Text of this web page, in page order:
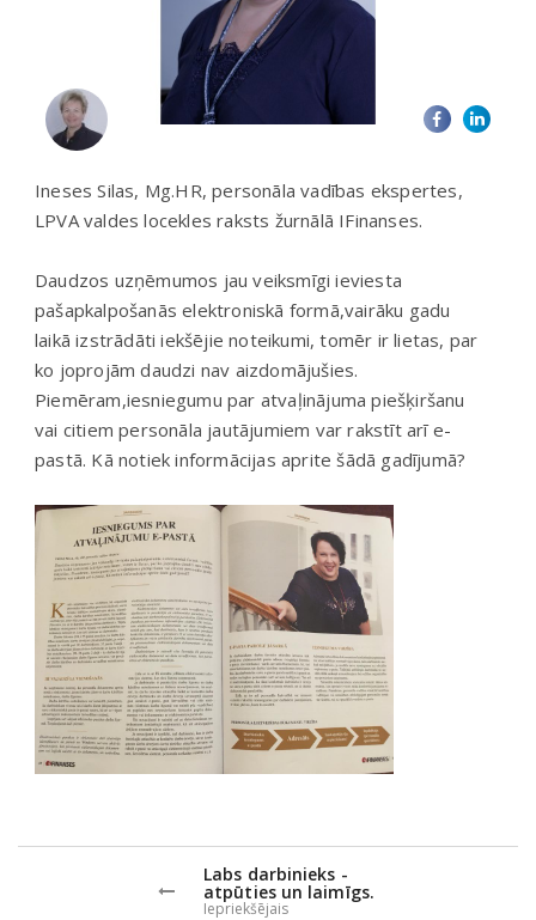
Ineses Silas, Mg.HR, personāla vadības ekspertes,
LPVA valdes locekles raksts žurnālā IFinanses.
Daudzos uzņēmumos jau veiksmīgi ieviesta
pašapkalpošanās elektroniskā formā,vairāku gadu
laikā izstrādāti iekšējie noteikumi, tomēr ir lietas, par
ko joprojām daudzi nav aizdomājušies.
Piemēram,iesniegumu par atvaļinājuma piešķiršanu
vai citiem personāla jautājumiem var rakstīt arī e-
pastā. Kā notiek informācijas aprite šādā gadījumā?
Labs darbinieks -
atpūties un laimīgs.
Iepriekšējais